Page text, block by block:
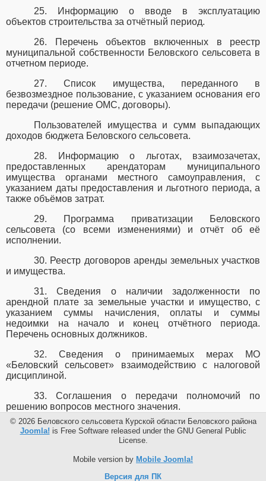
25. Информацию о вводе в эксплуатацию
объектов строительства за отчётный период.
26. Перечень объектов включенных в реестр
муниципальной собственности Беловского сельсовета в
отчетном периоде.
27. Список имущества, переданного в
безвозмездное пользование, с указанием основания его
передачи (решение ОМС, договоры).
Пользователей имущества и сумм выпадающих
доходов бюджета Беловского сельсовета.
28. Информацию о льготах, взаимозачетах,
предоставленных арендаторам муниципального
имущества органами местного самоуправления, с
указанием даты предоставления и льготного периода, а
также объёмов затрат.
29. Программа приватизации Беловского
сельсовета (со всеми изменениями) и отчёт об её
исполнении.
30. Реестр договоров аренды земельных участков
и имущества.
31. Сведения о наличии задолженности по
арендной плате за земельные участки и имущество, с
указанием суммы начисления, оплаты и суммы
недоимки на начало и конец отчётного периода.
Перечень основных должников.
32. Сведения о принимаемых мерах МО
«Беловскийсельсовет» взаимодействию с налоговой
дисциплиной.
33. Соглашения о передачи полномочий по
решению вопросов местного значения.
© 2026 Беловского сельсовета Курской области Беловского района
Joomla! is Free Software released under the GNU General Public
License.
Mobile version by Mobile Joomla!
Версия для ПК